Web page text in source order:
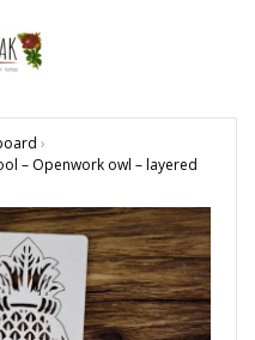
›
– Openwork owl – layered